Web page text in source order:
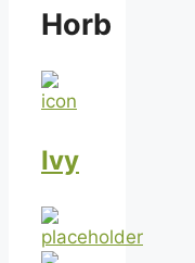
Horb
Ivy